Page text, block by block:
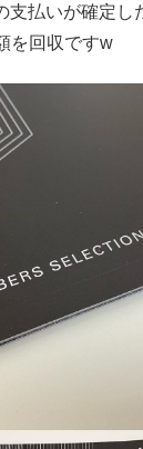
支払いが確定し
を回収ですw